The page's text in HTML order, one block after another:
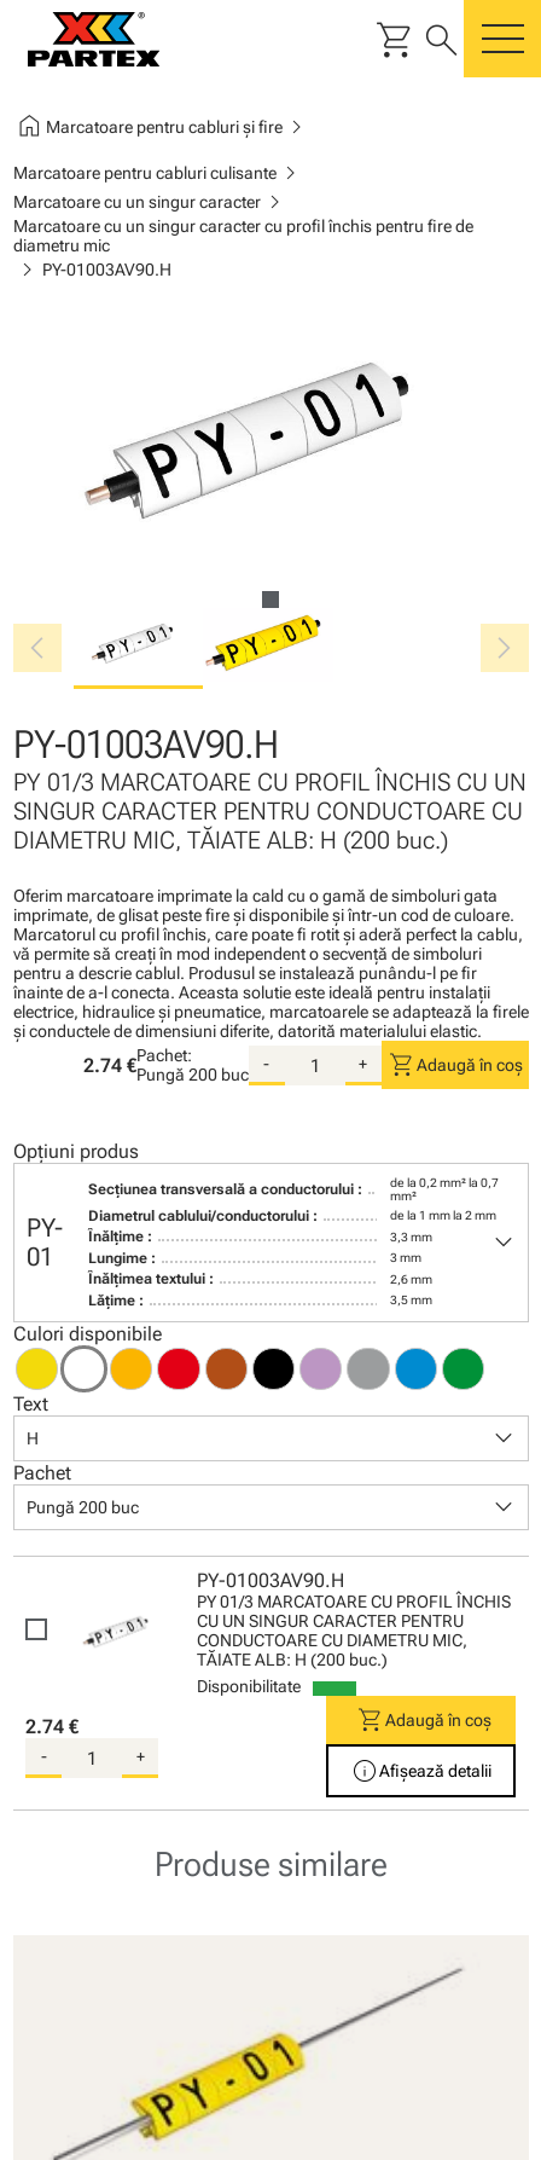
shopping_cart search
home Marcatoare pentru cabluri și firechevron_right
Marcatoare pentru cabluri culisantechevron_right
Marcatoare cu un singur caracterchevron_right
Marcatoare cu un singur caracter cu profil închis pentru fire de
diametru mic
chevron_right PY-01003AV90.H
chevron_left chevron_right
PY-01003AV90.H
PY 01/3 MARCATOARE CU PROFIL ÎNCHIS CU UN
SINGUR CARACTER PENTRU CONDUCTOARE CU
DIAMETRU MIC, TĂIATE ALB: H (200 buc.)
Oferim marcatoare imprimate la cald cu o gamă de simboluri gata
imprimate, de glisat peste fire şi disponibile şi într-un cod de culoare.
Marcatorul cu profil închis, care poate fi rotit şi aderă perfect la cablu,
vă permite să creaţi în mod independent o secvenţă de simboluri
pentru a descrie cablul. Produsul se instalează punându-l pe fir
înainte de a-l conecta. Aceasta solutie este ideală pentru instalaţii
electrice, hidraulice şi pneumatice, marcatoarele se adaptează la firele
şi conductele de dimensiuni diferite, datorită materialului elastic.
2.74 €Pachet:
Pungă 200 buc
- + shopping_cart Adaugă în coș
Opțiuni produs
PY-
01
Secţiunea transversală a conductorului :
de la 0,2 mm² la 0,7
mm²
Diametrul cablului/conductorului : de la 1 mm la 2 mm
Înălţime : 3,3 mm
Lungime : 3 mm
Înălţimea textului : 2,6 mm
Lăţime : 3,5 mm
keyboard_arrow_down
Culori disponibile
Text
H keyboard_arrow_down
Pachet
Pungă 200 buc keyboard_arrow_down
PY-01003AV90.H
PY 01/3 MARCATOARE CU PROFIL ÎNCHIS
CU UN SINGUR CARACTER PENTRU
CONDUCTOARE CU DIAMETRU MIC,
TĂIATE ALB: H (200 buc.)
Disponibilitate
2.74 €
- +
shopping_cartAdaugă în coș
infoAfișează detalii
Produse similare